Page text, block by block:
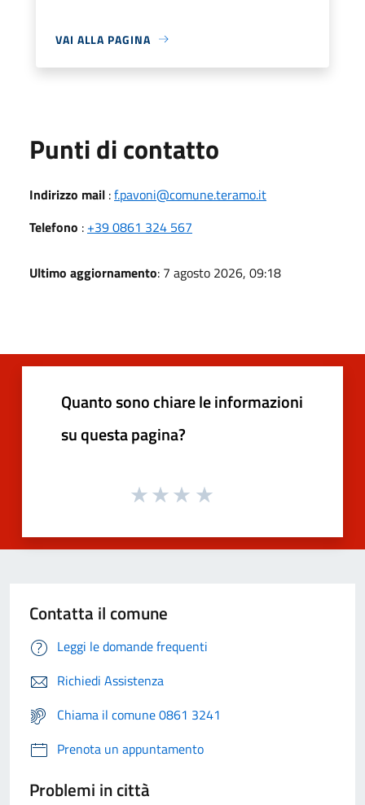
VAI ALLA PAGINA
Punti di contatto
Indirizzo mail :f.pavoni@comune.teramo.it
Telefono : +39 0861 324 567
Ultimo aggiornamento: 7 agosto 2026, 09:18
Quanto sono chiare le informazioni
su questa pagina?
Contatta il comune
Leggi le domande frequenti
Richiedi Assistenza
Chiama il comune 0861 3241
Prenota un appuntamento
Problemi in città